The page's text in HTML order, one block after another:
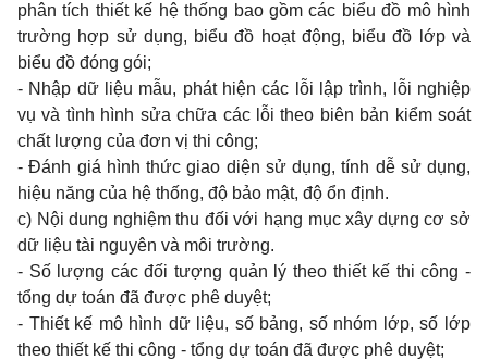
phân tích thiết kế hệ thống bao gồm các biểu đồ mô hình
trường hợp sử dụng, biểu đồ hoạt động, biểu đồ lớp và
biểu đồ đóng gói;
- Nhập dữ liệu mẫu, phát hiện các lỗi lập trình, lỗi nghiệp
vụ và tình hình sửa chữa các lỗi theo biên bản kiểm soát
chất lượng của đơn vị thi công;
- Đánh giá hình thức giao diện sử dụng, tính dễ sử dụng,
hiệu năng của hệ thống, độ bảo mật, độ ổn định.
c) Nội dung nghiệm thu đối với hạng mục xây dựng cơ sở
dữ liệu tài nguyên và môi trường.
- Số lượng các đối tượng quản lý theo thiết kế thi công -
tổng dự toán đã được phê duyệt;
- Thiết kế mô hình dữ liệu, số bảng, số nhóm lớp, số lớp
theo thiết kế thi công - tổng dự toán đã được phê duyệt;